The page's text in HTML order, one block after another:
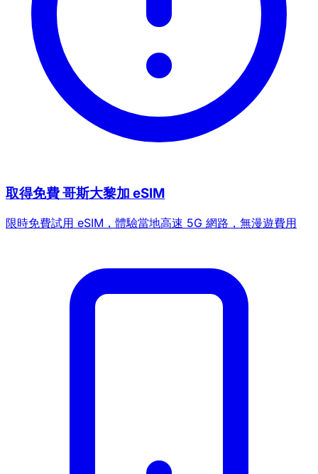
取得免費 哥斯大黎加 eSIM
限時免費試用 eSIM，體驗當地高速 5G 網路，無漫遊費用